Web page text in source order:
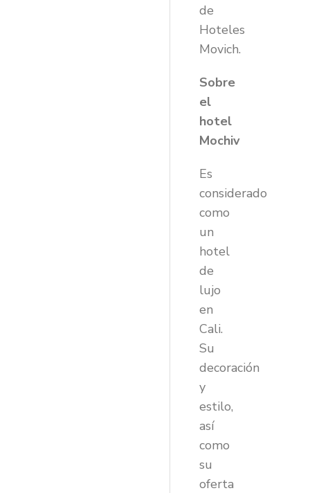
de
Hoteles
Movich.
Sobre
el
hotel
Mochiv
Es
considerado
como
un
hotel
de
lujo
en
Cali.
Su
decoración
y
estilo,
así
como
su
oferta